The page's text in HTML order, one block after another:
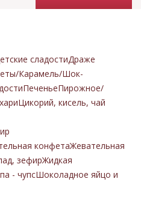
Промо товары
сладостиДраже
Карамель/Шок-
ПеченьеПирожное/
Цикорий, кисель, чай
конфетаЖевательная
зефирЖидкая
- чупсШоколадное яйцо и